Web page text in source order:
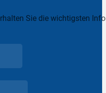
Sie die wichtigsten